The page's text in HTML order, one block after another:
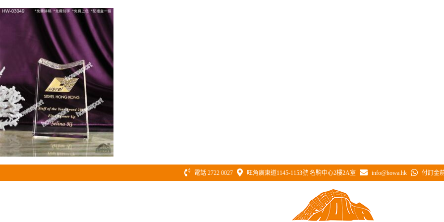
Skip
電話 2722 0027 旺角廣東道1145-1153號 名駒中心2樓2A室 info@howa.hk 付訂金